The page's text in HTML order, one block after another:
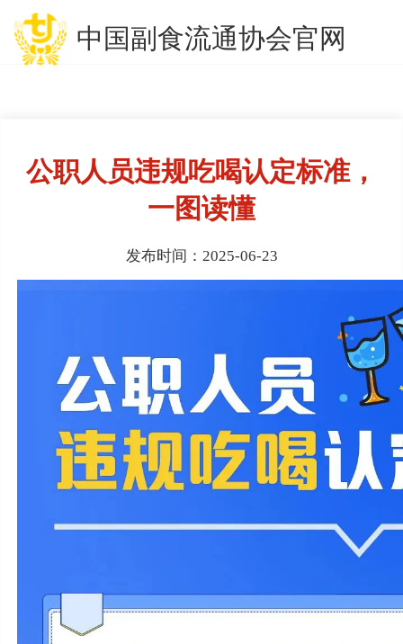
中国副食流通协会官网
公职人员违规吃喝认定标准，
一图读懂
发布时间：2025-06-23